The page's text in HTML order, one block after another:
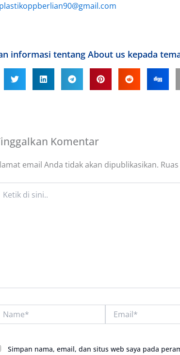
plastikoppberlian90@gmail.com
informasi tentang About us kepada
Komentar
email Anda tidak akan dipublikasikan.
Simpan nama, email, dan situs web saya pada